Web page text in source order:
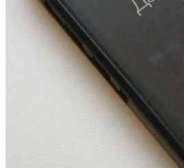
Покушение на убийство в
напала на незнакомую
Сладкий праздник в
парке прошёл фестиваль